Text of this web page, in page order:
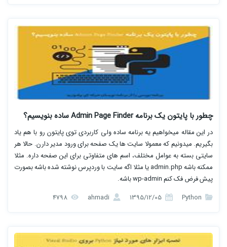
چطور با پایتون یک برنامه Admin Page Finder ساده بنویسیم؟
در این مقاله میخواهیم یه برنامه ساده ولی کاربردی توی پایتون رو با هم یاد
بگیریم. میدونیم که معمولا سایت ها یک صفحه برای ورود مدیر دارن. حالا هر
سایتی بسته به عوامل مختلف، اسم های متفاوتی برای این صفحه داره. مثلا
ممکنه باشه admin.php یا مثلا اگه سایت با وردپرس نوشته شده باشه بصورت
پیش فرض فک کنم wp-admin باشه.